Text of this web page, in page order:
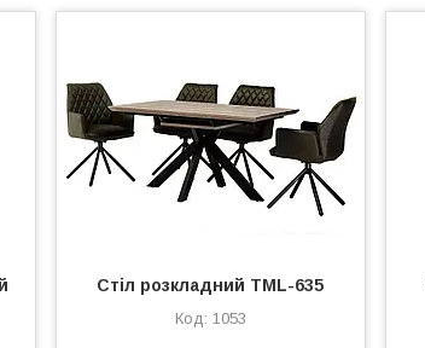
Стіл розкладний TML-635
1053